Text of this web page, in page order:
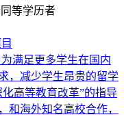
等学历者
满足更多学生在国内
，减少学生昂贵的留学
高等教育改革”的指导
和海外知名高校合作，